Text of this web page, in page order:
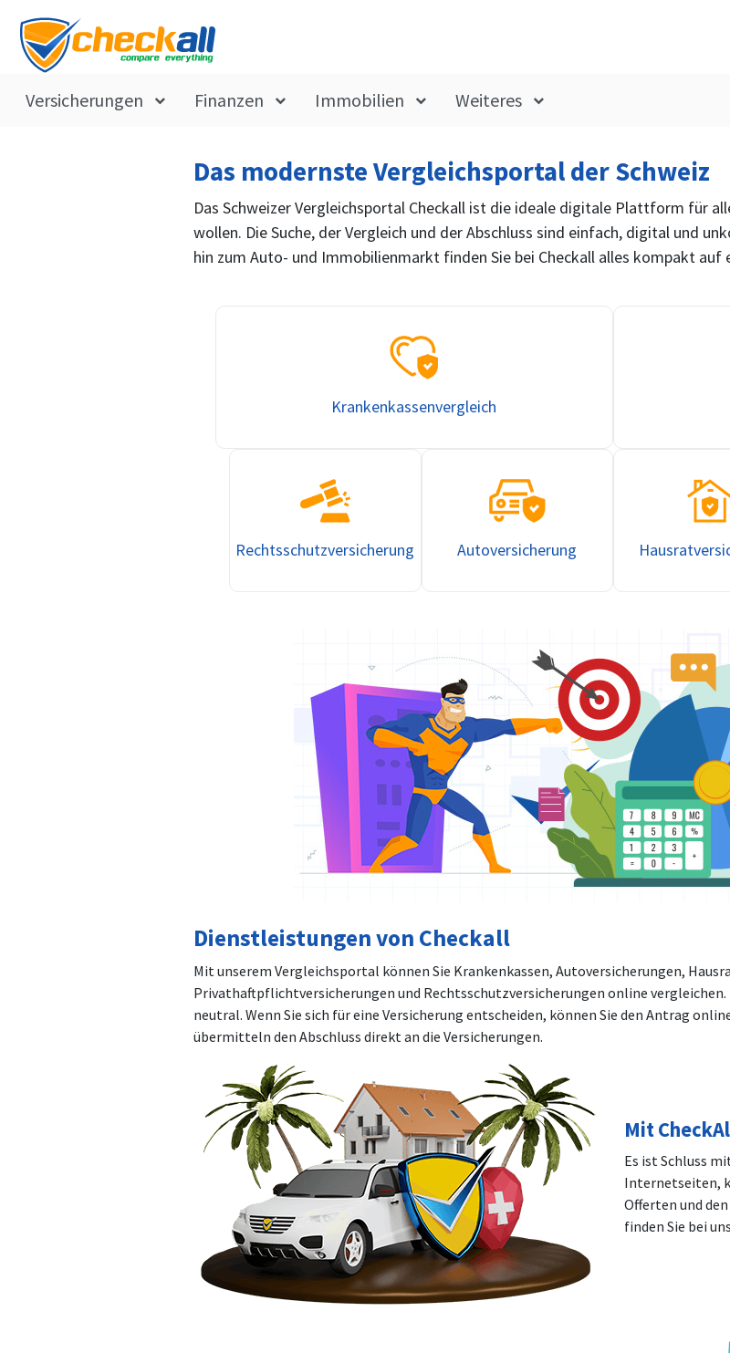
Versicherungen Finanzen Immobilien Weiteres
Das modernste Vergleichsportal der Schweiz
Das Schweizer Vergleichsportal Checkall ist die ideale digitale Plattform für
wollen. Die Suche, der Vergleich und der Abschluss sind einfach, digital und
hin zum Auto- und Immobilienmarkt finden Sie bei Checkall alles kompakt auf
Krankenkassenvergleich
Rechtsschutzversicherung Autoversicherung
Dienstleistungen von Checkall
Mit unserem Vergleichsportal können Sie Krankenkassen, Autoversicherungen,
Privathaftpflichtversicherungen und Rechtsschutzversicherungen online
neutral. Wenn Sie sich für eine Versicherung entscheiden, können Sie den Antrag
übermitteln den Abschluss direkt an die Versicherungen.
Mit
Es ist Schluss
Internetseiten,
Offerten und
finden Sie bei